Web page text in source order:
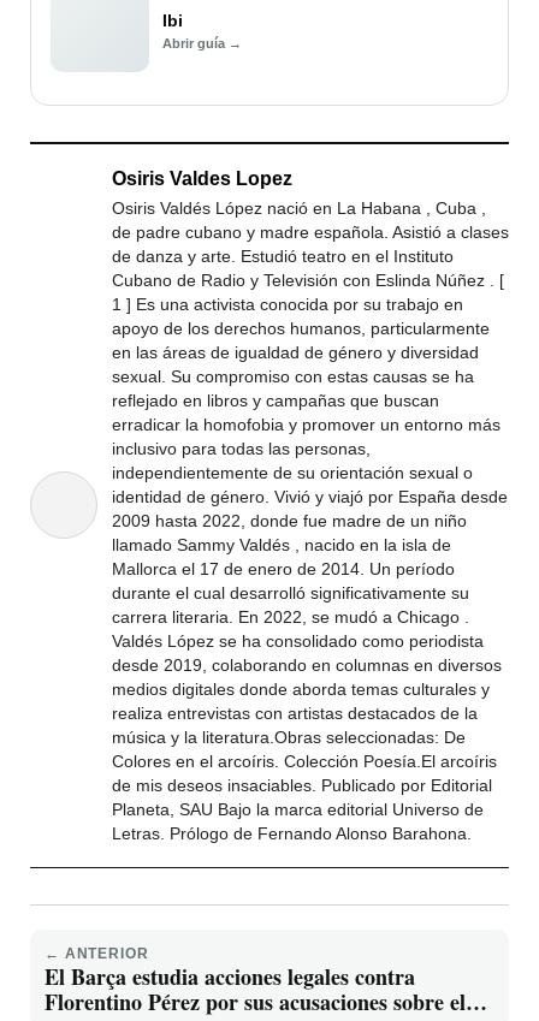
Ibi
Abrir guía →
Osiris Valdes Lopez
Osiris Valdés López nació en La Habana , Cuba ,
de padre cubano y madre española. Asistió a clases
de danza y arte. Estudió teatro en el Instituto
Cubano de Radio y Televisión con Eslinda Núñez . [
1 ] Es una activista conocida por su trabajo en
apoyo de los derechos humanos, particularmente
en las áreas de igualdad de género y diversidad
sexual. Su compromiso con estas causas se ha
reflejado en libros y campañas que buscan
erradicar la homofobia y promover un entorno más
inclusivo para todas las personas,
independientemente de su orientación sexual o
identidad de género. Vivió y viajó por España desde
2009 hasta 2022, donde fue madre de un niño
llamado Sammy Valdés , nacido en la isla de
Mallorca el 17 de enero de 2014. Un período
durante el cual desarrolló significativamente su
carrera literaria. En 2022, se mudó a Chicago .
Valdés López se ha consolidado como periodista
desde 2019, colaborando en columnas en diversos
medios digitales donde aborda temas culturales y
realiza entrevistas con artistas destacados de la
música y la literatura.Obras seleccionadas: De
Colores en el arcoíris. Colección Poesía.El arcoíris
de mis deseos insaciables. Publicado por Editorial
Planeta, SAU Bajo la marca editorial Universo de
Letras. Prólogo de Fernando Alonso Barahona.
← ANTERIOR
El Barça estudia acciones legales contra
Florentino Pérez por sus acusaciones sobre el